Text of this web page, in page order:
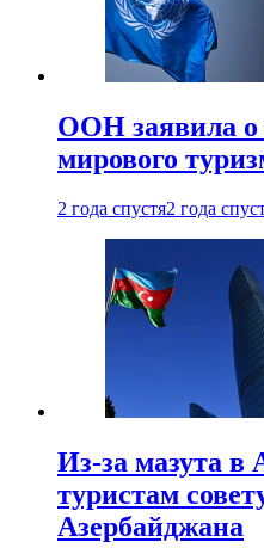
ООН заявила о
мирового
2 года спустя2 года
Из-за мазута в
туристам
Азербайджана